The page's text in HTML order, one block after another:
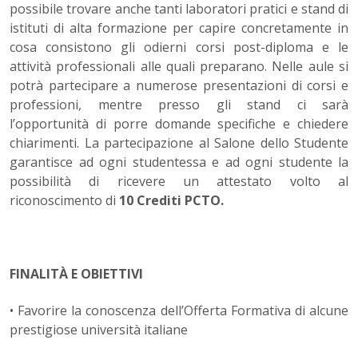
possibile trovare anche tanti laboratori pratici e stand di
istituti di alta formazione per capire concretamente in
cosa consistono gli odierni corsi post-diploma e le
attività professionali alle quali preparano. Nelle aule si
potrà partecipare a numerose presentazioni di corsi e
professioni, mentre presso gli stand ci sarà
l’opportunità di porre domande specifiche e chiedere
chiarimenti. La partecipazione al Salone dello Studente
garantisce ad ogni studentessa e ad ogni studente la
possibilità di ricevere un attestato volto al
riconoscimento di 10 Crediti PCTO.
FINALITÀ E OBIETTIVI
• Favorire la conoscenza dell’Offerta Formativa di alcune
prestigiose università italiane